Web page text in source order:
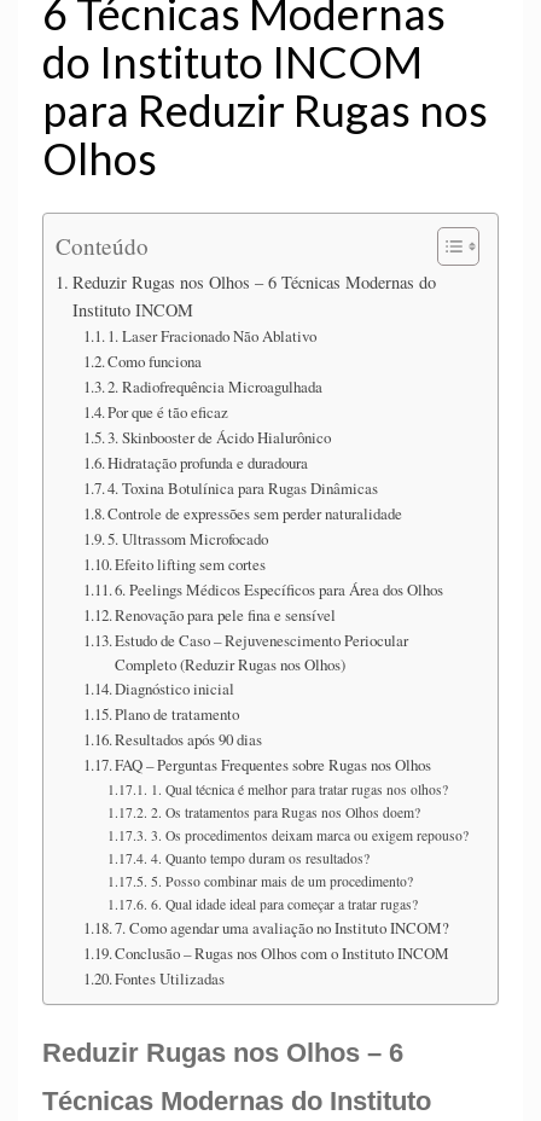
6 Técnicas Modernas
do Instituto INCOM
para Reduzir Rugas nos
Olhos
Conteúdo
Reduzir Rugas nos Olhos – 6 Técnicas Modernas do
Instituto INCOM
1. Laser Fracionado Não Ablativo
Como funciona
2. Radiofrequência Microagulhada
Por que é tão eficaz
3. Skinbooster de Ácido Hialurônico
Hidratação profunda e duradoura
4. Toxina Botulínica para Rugas Dinâmicas
Controle de expressões sem perder naturalidade
5. Ultrassom Microfocado
Efeito lifting sem cortes
6. Peelings Médicos Específicos para Área dos Olhos
Renovação para pele fina e sensível
Estudo de Caso – Rejuvenescimento Periocular
Completo (Reduzir Rugas nos Olhos)
Diagnóstico inicial
Plano de tratamento
Resultados após 90 dias
FAQ – Perguntas Frequentes sobre Rugas nos Olhos
1. Qual técnica é melhor para tratar rugas nos olhos?
2. Os tratamentos para Rugas nos Olhos doem?
3. Os procedimentos deixam marca ou exigem repouso?
4. Quanto tempo duram os resultados?
5. Posso combinar mais de um procedimento?
6. Qual idade ideal para começar a tratar rugas?
7. Como agendar uma avaliação no Instituto INCOM?
Conclusão – Rugas nos Olhos com o Instituto INCOM
Fontes Utilizadas
Reduzir Rugas nos Olhos – 6
Técnicas Modernas do Instituto